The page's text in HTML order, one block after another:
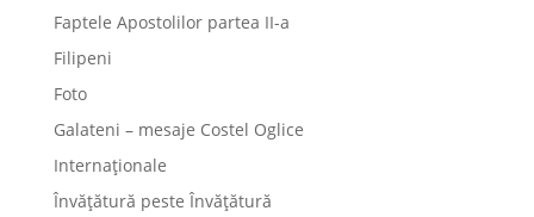
Faptele Apostolilor partea II-a
Filipeni
Foto
Galateni – mesaje Costel Oglice
Internaționale
Învățătură peste Învățătură